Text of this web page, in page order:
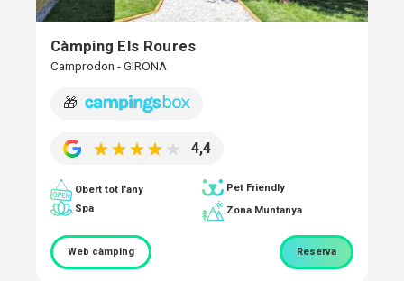
Càmping Els Roures
Camprodon - GIRONA
🎁
4,4
Obert tot l'any
Pet Friendly
Spa
Zona Muntanya
Web càmping Reserva